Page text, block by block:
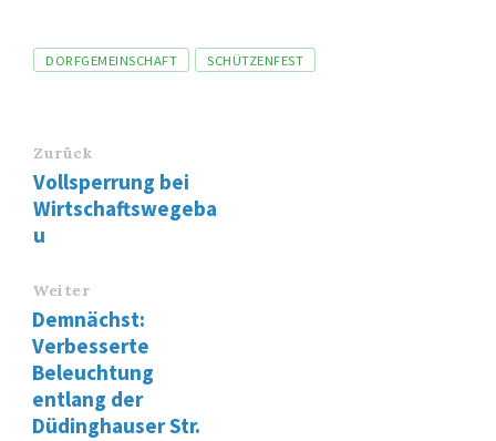
Tags
DORFGEMEINSCHAFT SCHÜTZENFEST
Zurück
Vollsperrung bei
Wirtschaftswegeba
u
Weiter
Demnächst:
Verbesserte
Beleuchtung
entlang der
Düdinghauser Str.